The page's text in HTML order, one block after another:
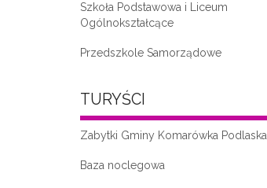
Szkoła Podstawowa i Liceum
Ogólnokształcące
Przedszkole Samorządowe
TURYŚCI
Zabytki Gminy Komarówka Podlaska
Baza noclegowa